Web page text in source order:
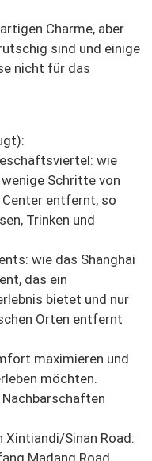
Charme, aber
sind und einige
nicht für das
wie
Schritte von
entfernt, so
Trinken und
wie das Shanghai
das ein
bietet und nur
Orten entfernt
maximieren und
möchten.
Nachbarschaften
Xintiandi/Sinan Road: